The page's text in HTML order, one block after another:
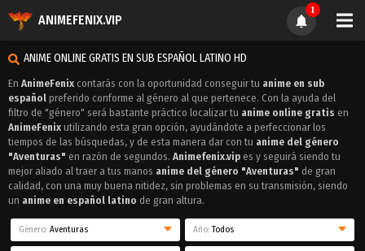
ANIMEFENIX.VIP
1
ANIME ONLINE GRATIS EN SUB ESPAÑOL LATINO HD
En AnimeFenix contarás con la oportunidad conseguir tu anime en sub
español preferido conforme al género al que pertenece. Con la ayuda del
filtro de "género" será bastante práctico localizar tu anime online gratis en
AnimeFenix utilizando esta gran opción, ayudándote a perfeccionar los
tiempos de las búsquedas, y de esta manera dar con tu anime del género
"Aventuras" en razón de segundos. Animefenix.vip es y seguirá siendo tu
mejor aliado al traer a tus manos anime del género "Aventuras" de gran
calidad, con una muy buena nitidez, sin problemas en su transmisión, siendo
un anime en español latino de gran altura.
Género: Aventuras Año: Todos